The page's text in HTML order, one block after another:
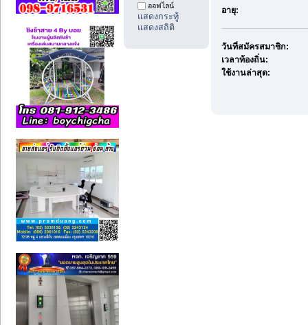
ออฟไลน์
แสดงกระทู้
แสดงสถิติ
อายุ:
วันที่สมัครสมาชิก:
เวลาท้องถิ่น:
ใช้งานล่าสุด: